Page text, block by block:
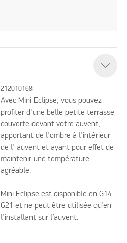
212010168
Avec Mini Eclipse, vous pouvez
profiter d'une belle petite terrasse
couverte devant votre auvent,
apportant de l'ombre à l'intérieur
de l’ auvent et ayant pour effet de
maintenir une température
agréable.
Mini Eclipse est disponible en G14-
G21 et ne peut être utilisée qu’en
l’installant sur l’auvent.